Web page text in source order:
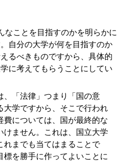
ことを目指すのかを明らかに
自分の大学が何を目指すのか
るべきものですから、具体的
に考えてもらうことにしてい
「法律」つまり「国の意
大学ですから、そこで行われ
費については、国が最終的な
けません。これは、国立大学
れまでも当てはまることで
標を勝手に作ってよいことに